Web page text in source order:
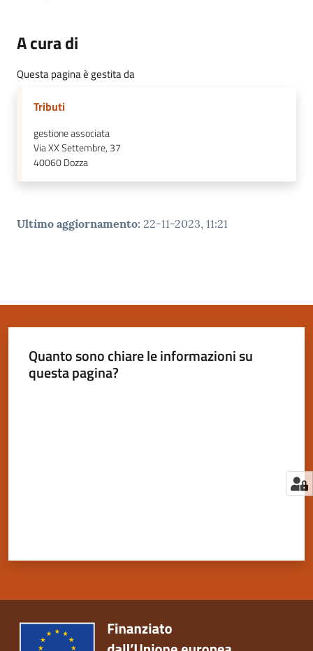
A cura di
Questa pagina è gestita da
Tributi
gestione associata
Via XX Settembre, 37
40060Dozza
Ultimo aggiornamento: 22-11-2023, 11:21
Quanto sono chiare le informazioni su
questa pagina?